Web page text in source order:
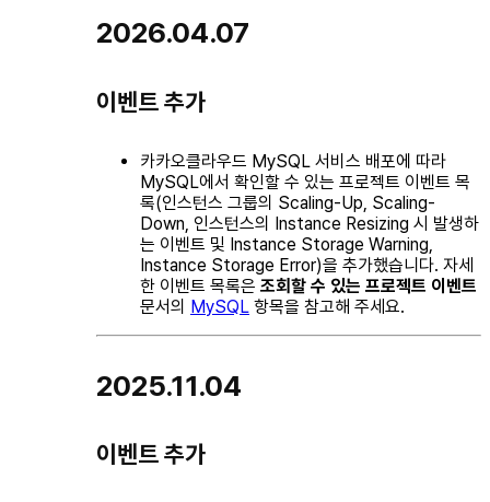
2026.04.07
이벤트 추가
카카오클라우드 MySQL 서비스 배포에 따라
MySQL에서 확인할 수 있는 프로젝트 이벤트 목
록(인스턴스 그룹의 Scaling-Up, Scaling-
Down, 인스턴스의 Instance Resizing 시 발생하
는 이벤트 및 Instance Storage Warning,
Instance Storage Error)을 추가했습니다. 자세
한 이벤트 목록은 조회할 수 있는 프로젝트 이벤트
문서의 MySQL 항목을 참고해 주세요.
2025.11.04
이벤트 추가